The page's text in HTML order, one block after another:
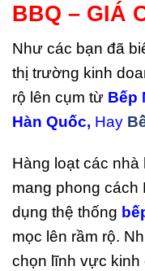
BBQ – GIÁ
Như các bạn đã
thị trường kinh
rộ lên cụm từ Bếp
Hàn Quốc, Hay
Hàng loạt các nhà
mang phong
dụng thệ thống
mọc lên rầm rộ.
chọn lĩnh vực kinh